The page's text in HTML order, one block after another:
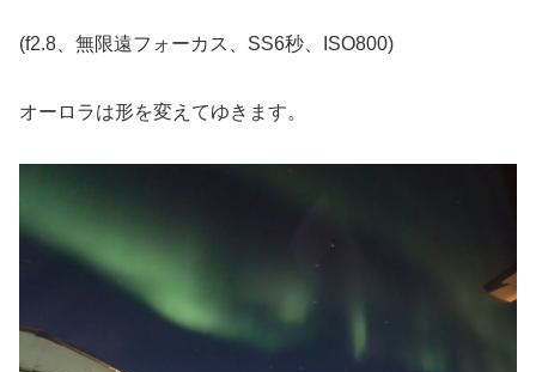
(f2.8、無限遠フォーカス、SS6秒、ISO800)
オーロラは形を変えてゆきます。